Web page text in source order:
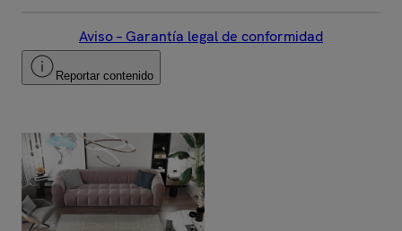
Aviso – Garantía legal de conformidad
Reportar contenido